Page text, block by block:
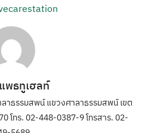
พธทูเฮลท์
ธรรมสพน์ แขวงศาลาธรรมสพน์ เขต
โทร. 02-448-0387-9 โทรสาร. 02-